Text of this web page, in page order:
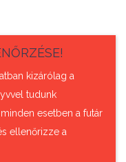
kizárólag a
tudunk
esetben a futár
ellenőrizze a